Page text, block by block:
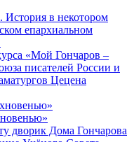
в некотором
епархиальном
«Мой Гончаров –
писателей России и
Цецена
дворик Дома Гончарова